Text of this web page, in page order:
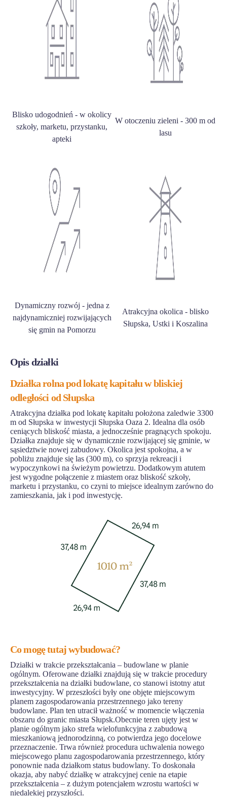
Blisko udogodnień - w okolicy
szkoły, marketu, przystanku,
apteki
W otoczeniu zieleni - 300 m od
lasu
Dynamiczny rozwój - jedna z
najdynamiczniej rozwijających
się gmin na Pomorzu
Atrakcyjna okolica - blisko
Słupska, Ustki i Koszalina
Opis działki
Działka rolna pod lokatę kapitału w bliskiej
odległości od Słupska
Atrakcyjna działka pod lokatę kapitału położona zaledwie 3300
m od Słupska w inwestycji Słupska Oaza 2. Idealna dla osób
ceniących bliskość miasta, a jednocześnie pragnących spokoju.
Działka znajduje się w dynamicznie rozwijającej się gminie, w
sąsiedztwie nowej zabudowy. Okolica jest spokojna, a w
pobliżu znajduje się las (300 m), co sprzyja rekreacji i
wypoczynkowi na świeżym powietrzu. Dodatkowym atutem
jest wygodne połączenie z miastem oraz bliskość szkoły,
marketu i przystanku, co czyni to miejsce idealnym zarówno do
zamieszkania, jak i pod inwestycję.
Co mogę tutaj wybudować?
Działki w trakcie przekształcania – budowlane w planie
ogólnym. Oferowane działki znajdują się w trakcie procedury
przekształcenia na działki budowlane, co stanowi istotny atut
inwestycyjny. W przeszłości były one objęte miejscowym
planem zagospodarowania przestrzennego jako tereny
budowlane. Plan ten utracił ważność w momencie włączenia
obszaru do granic miasta Słupsk.Obecnie teren ujęty jest w
planie ogólnym jako strefa wielofunkcyjna z zabudową
mieszkaniową jednorodzinną, co potwierdza jego docelowe
przeznaczenie. Trwa również procedura uchwalenia nowego
miejscowego planu zagospodarowania przestrzennego, który
ponownie nada działkom status budowlany. To doskonała
okazja, aby nabyć działkę w atrakcyjnej cenie na etapie
przekształcenia – z dużym potencjałem wzrostu wartości w
niedalekiej przyszłości.